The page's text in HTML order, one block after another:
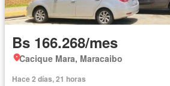
Bs 166.268/mes
Cacique Mara, Maracaibo
Hace 2 días, 21 horas